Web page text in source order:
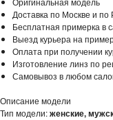
Доставка по Москве и по
Бесплатная примерка в
Выезд курьера на
Оплата при получении
Изготовление линз по
Самовывоз в любом
Описание модели
Тип модели:женские,